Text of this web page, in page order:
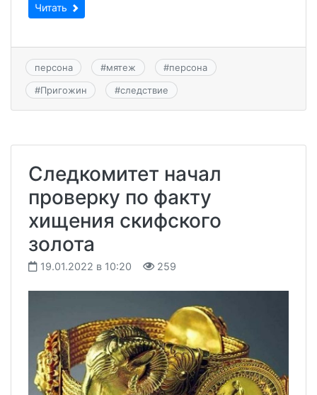
Читать
персона #мятеж #персона
#Пригожин #следствие
Следкомитет начал
проверку по факту
хищения скифского
золота
19.01.2022 в 10:20 259